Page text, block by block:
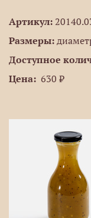
Артикул:
Размеры:
Доступное
Цена: 630 ₽